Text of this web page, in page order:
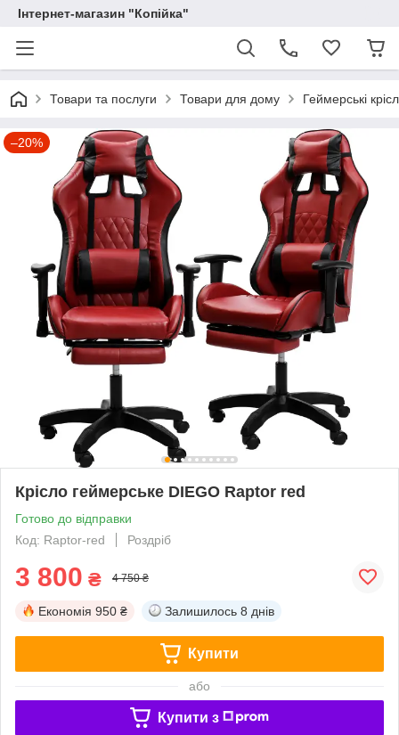
Інтернет-магазин "Копійка"
Товари та послуги Товари для дому Геймерські
–20%
Крісло геймерське DIEGO Raptor red
Готово до відправки
Код: Raptor-red
Роздріб
3 800 ₴ 4 750 ₴
Економія 950 ₴ Залишилось 8 днів
Купити
або
Купити з